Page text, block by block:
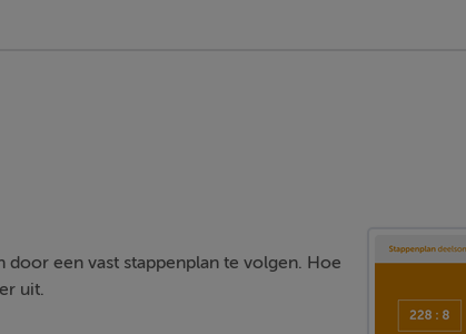
door een vast stappenplan te volgen. Hoe
uit.